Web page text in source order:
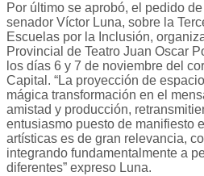
Por último se aprobó, el pedido
senador Víctor Luna, sobre la
Escuelas por la Inclusión,
Provincial de Teatro Juan Oscar
los días 6 y 7 de noviembre del
Capital. “La proyección de
mágica transformación en el
amistad y producción,
entusiasmo puesto de manifiesto
artísticas es de gran relevancia,
integrando fundamentalmente a
diferentes” expreso Luna.